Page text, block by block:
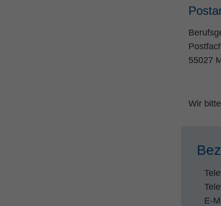
55027
Wir
E-